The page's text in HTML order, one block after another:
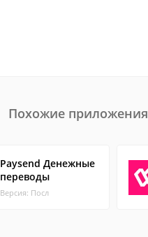
Похожие приложения
Paysend Денежные
переводы
Версия: Посл